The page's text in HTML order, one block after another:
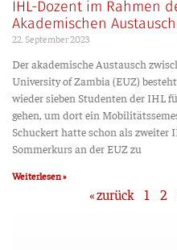
IHL-Dozent im Rahmen
Akademischen
22. Sep­tem­ber 2023
Der aka­de­mi­sche Aus­tausch
Uni­ver­si­ty of Zam­bia (EUZ)
wie­der sie­ben Stu­den­ten der IHL
gehen, um dort ein
Schu­ckert hat­te schon als zwei­ter
Som­mer­kurs an der EUZ zu
Weiterlesen »
« zurück 1 2